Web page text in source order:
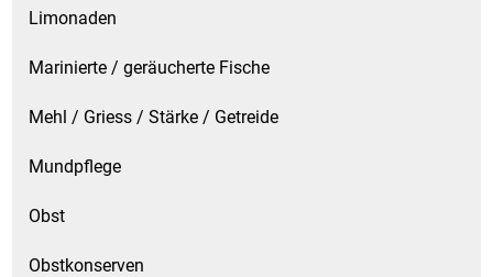
Limonaden
Marinierte / geräucherte Fische
Mehl / Griess / Stärke / Getreide
Mundpflege
Obst
Obstkonserven